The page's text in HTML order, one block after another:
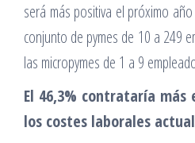
será más positiva el próximo
conjunto de pymes de 10 a 249
las micropymes de 1 a 9
El 46,3% contrataría más
los costes laborales